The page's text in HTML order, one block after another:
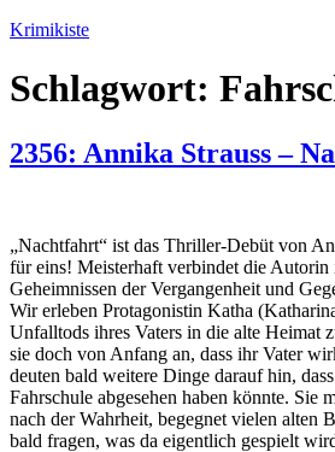
Zum
springen
Krimikiste
Schlagwort:
2356: Annika Strauss –
„Nachtfahrt“ ist das Thriller-Debüt von
für eins! Meisterhaft verbindet die Autorin
Geheimnissen der Vergangenheit und
Wir erleben Protagonistin Katha
Unfalltods ihres Vaters in die alte Heimat
sie doch von Anfang an, dass ihr Vater
deuten bald weitere Dinge darauf hin,
Fahrschule abgesehen haben könnte. Sie
nach der Wahrheit, begegnet vielen alten
bald fragen, was da eigentlich gespielt